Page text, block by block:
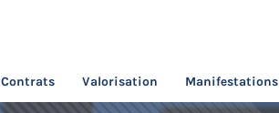
Contrats Valorisation Manifestations